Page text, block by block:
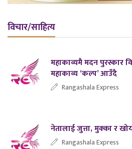
विचार/साहित्य
महाकाव्यमै मदन पुरस्कार
महाकाव्य ‘कल्प’ आउँदै
Rangashala Express
नेतालाई जुत्ता, मुक्का र
Rangashala Express